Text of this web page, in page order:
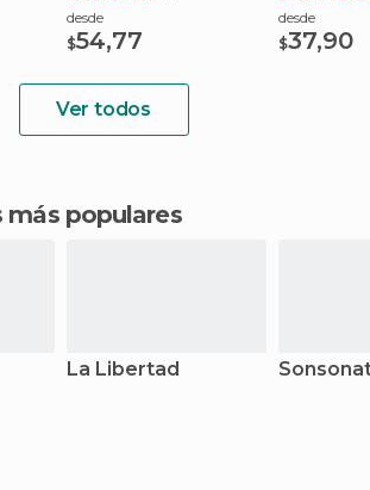
desde
$54,77
desde
$37,90
Ver todos
más populares
La Libertad